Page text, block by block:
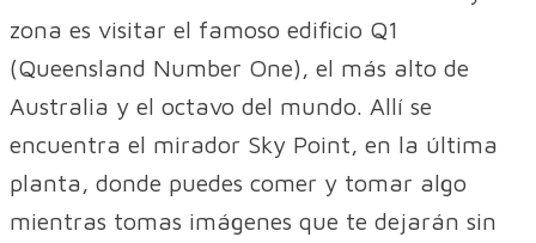
zona es visitar el famoso edificio Q1
(Queensland Number One), el más alto de
Australia y el octavo del mundo. Allí se
encuentra el mirador Sky Point, en la última
planta, donde puedes comer y tomar algo
mientras tomas imágenes que te dejarán sin